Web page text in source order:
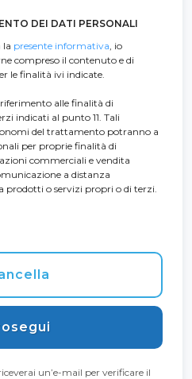
DEI DATI PERSONALI
la presente informativa, io
compreso il contenuto e di
le finalità ivi indicate.
alle finalità di
indicati al punto 11. Tali
del trattamento potranno a
per proprie finalità di
commerciali e vendita
a distanza
prodotti o servizi propri o di terzi.
un’e-mail per verificare il